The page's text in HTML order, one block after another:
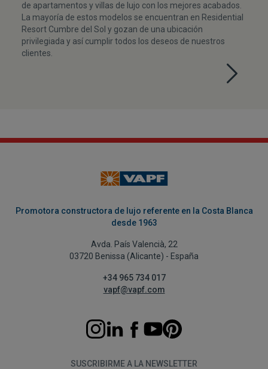
de apartamentos y villas de lujo con los mejores acabados.
La mayoría de estos modelos se encuentran en Residential
Resort Cumbre del Sol y gozan de una ubicación
privilegiada y así cumplir todos los deseos de nuestros
clientes.
Promotora constructora de lujo referente en la Costa Blanca
desde 1963
Avda. País Valencià, 22
03720 Benissa (Alicante) - España
+34 965 734 017
vapf@vapf.com
SUSCRIBIRME A LA NEWSLETTER